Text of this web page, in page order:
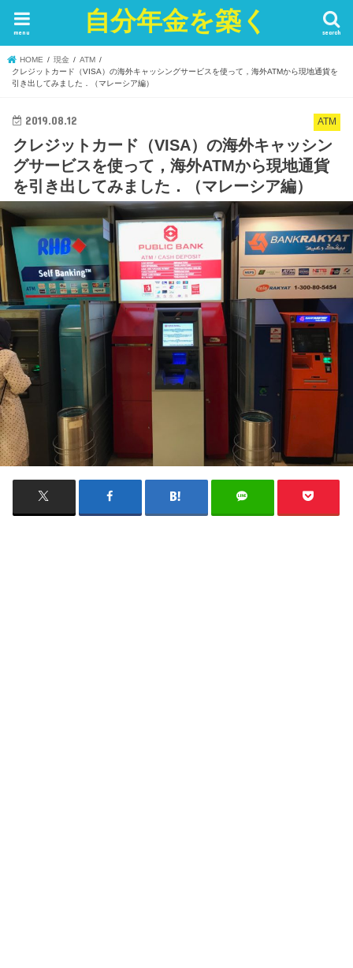
自分年金を築く search
menu
HOME 現金
ATM
クレジットカード（VISA）の海外キャッシングサービスを使って，海外ATMから現地通貨を
引き出してみました．（マレーシア編）
ATM
2019.08.12
クレジットカード（VISA）の海外キャッシン
グサービスを使って，海外ATMから現地通貨
を引き出してみました．（マレーシア編）